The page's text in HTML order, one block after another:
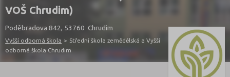
VOŠ Chrudim)
Poděbradova 842, 53760 Chrudim
Vyšší odborná škola > Střední škola zemědělská a Vyšší
odborná škola Chrudim